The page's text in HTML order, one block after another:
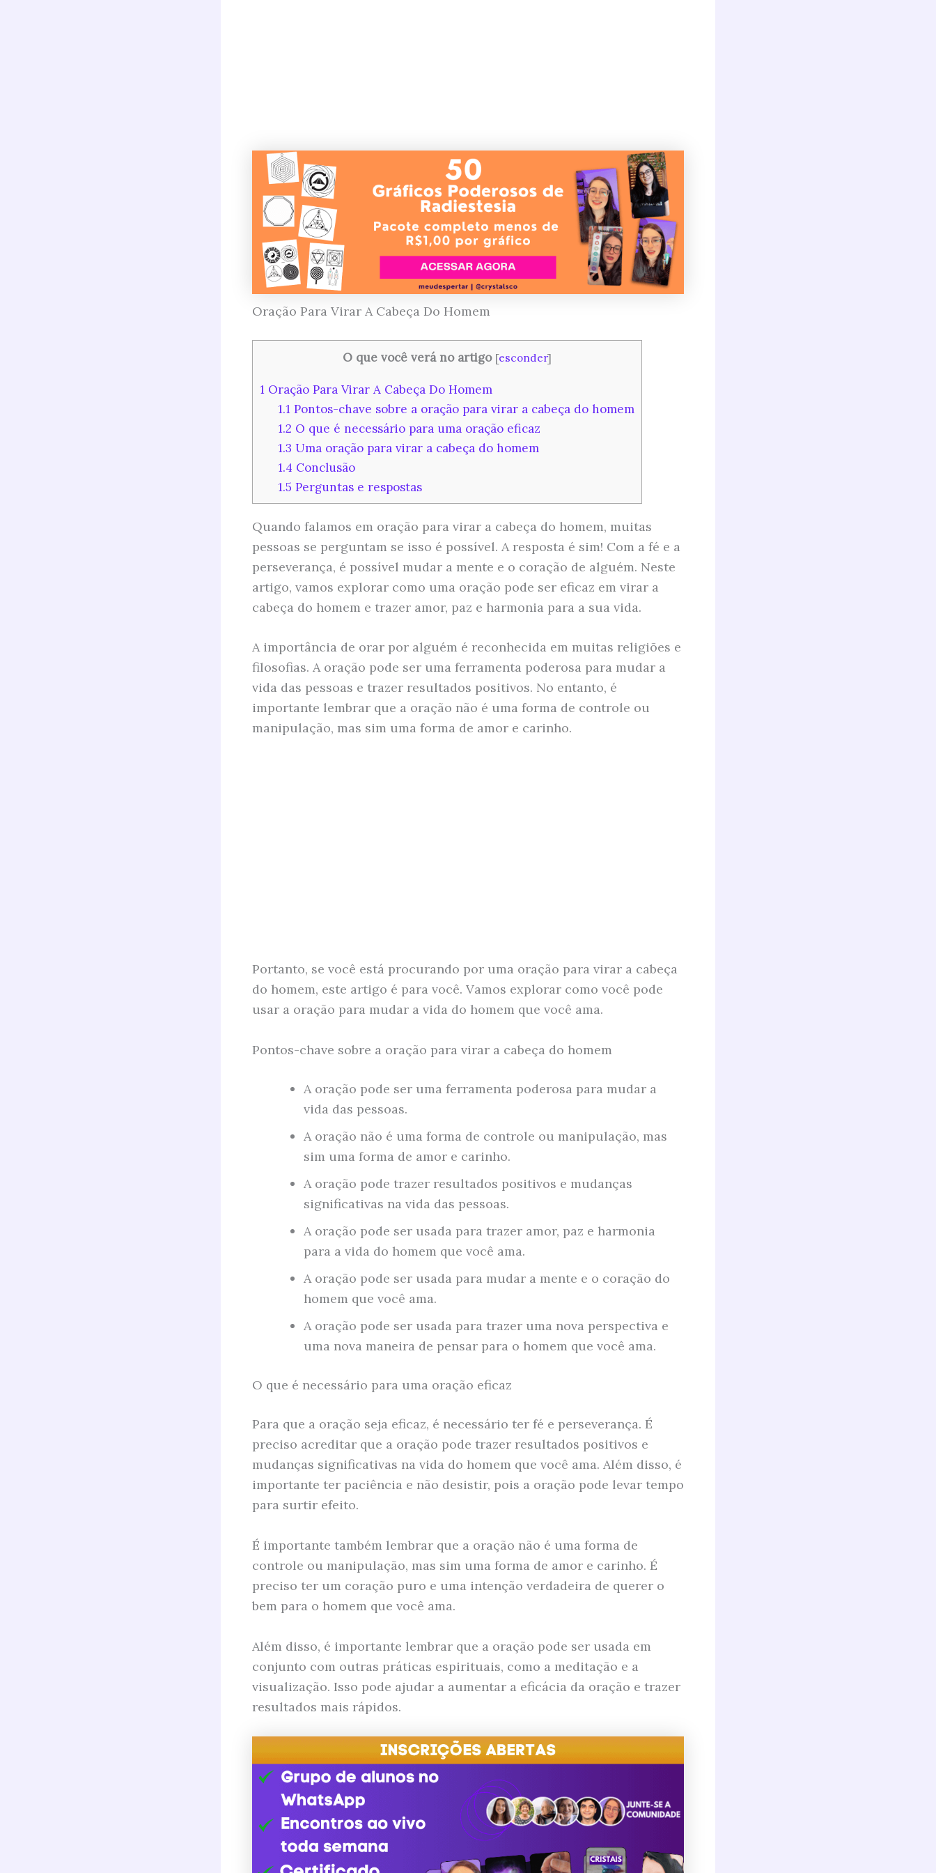
Oração Para Virar A Cabeça Do Homem
O que você verá no artigo [esconder]
1 Oração Para Virar A Cabeça Do Homem
1.1Pontos-chave sobre a oração para virar a cabeça do homem
1.2 O que é necessário para uma oração eficaz
1.3 Uma oração para virar a cabeça do homem
1.4 Conclusão
1.5 Perguntas e respostas
Quando falamos em oração para virar a cabeça do homem, muitas
pessoas se perguntam se isso é possível. A resposta é sim! Com a fé e a
perseverança, é possível mudar a mente e o coração de alguém. Neste
artigo, vamos explorar como uma oração pode ser eficaz em virar a
cabeça do homem e trazer amor, paz e harmonia para a sua vida.
A importância de orar por alguém é reconhecida em muitas religiões e
filosofias. A oração pode ser uma ferramenta poderosa para mudar a
vida das pessoas e trazer resultados positivos. No entanto, é
importante lembrar que a oração não é uma forma de controle ou
manipulação, mas sim uma forma de amor e carinho.
Portanto, se você está procurando por uma oração para virar a cabeça
do homem, este artigo é para você. Vamos explorar como você pode
usar a oração para mudar a vida do homem que você ama.
Pontos-chave sobre a oração para virar a cabeça do homem
A oração pode ser uma ferramenta poderosa para mudar a
vida das pessoas.
A oração não é uma forma de controle ou manipulação, mas
sim uma forma de amor e carinho.
A oração pode trazer resultados positivos e mudanças
significativas na vida das pessoas.
A oração pode ser usada para trazer amor, paz e harmonia
para a vida do homem que você ama.
A oração pode ser usada para mudar a mente e o coração do
homem que você ama.
A oração pode ser usada para trazer uma nova perspectiva e
uma nova maneira de pensar para o homem que você ama.
O que é necessário para uma oração eficaz
Para que a oração seja eficaz, é necessário ter fé e perseverança. É
preciso acreditar que a oração pode trazer resultados positivos e
mudanças significativas na vida do homem que você ama. Além disso, é
importante ter paciência e não desistir, pois a oração pode levar tempo
para surtir efeito.
É importante também lembrar que a oração não é uma forma de
controle ou manipulação, mas sim uma forma de amor e carinho. É
preciso ter um coração puro e uma intenção verdadeira de querer o
bem para o homem que você ama.
Além disso, é importante lembrar que a oração pode ser usada em
conjunto com outras práticas espirituais, como a meditação e a
visualização. Isso pode ajudar a aumentar a eficácia da oração e trazer
resultados mais rápidos.